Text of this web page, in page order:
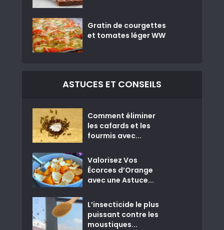
Gratin de courgettes
et tomates léger WW
ASTUCES ET CONSEILS
Comment éliminer
les cafards et les
fourmis avec...
Valorisez Vos
Écorces d’Orange
avec une Astuce...
L’insecticide le plus
puissant contre les
moustiques...